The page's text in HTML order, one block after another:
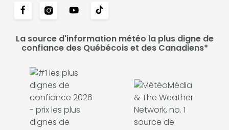
La source d'information météo la plus digne de
confiance des Québécois et des Canadiens*